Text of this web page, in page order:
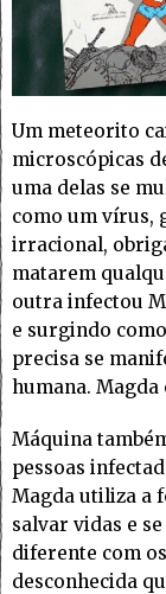
Um meteorito
microscópicas
uma delas se
como um vírus,
irracional,
matarem
outra infectou
e surgindo
precisa se
humana. Magda
Máquina
pessoas
Magda utiliza a
salvar vidas e
diferente com
desconhecida